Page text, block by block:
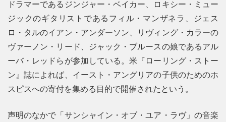
ドラマーであるジンジャー・ベイカー、ロキシー・ミュー
ジックのギタリストであるフィル・マンザネラ、ジェス
ロ・タルのイアン・アンダーソン、リヴィング・カラーの
ヴァーノン・リード、ジャック・ブルースの娘であるアル
ーバ・レッドらが参加している。米『ローリング・ストー
ン』誌によれば、イースト・アングリアの子供のためのホ
スピスへの寄付を集める目的で開催されたという。
声明のなかで「サンシャイン・オブ・ユア・ラヴ」の音楽